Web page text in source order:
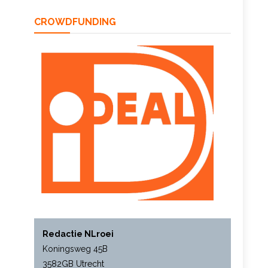
CROWDFUNDING
Redactie NLroei
Koningsweg 45B
3582GB Utrecht